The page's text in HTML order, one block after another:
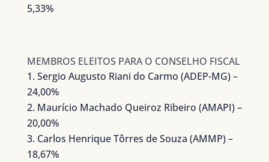
5,33%
MEMBROS ELEITOS PARA O CONSELHO FISCAL
Sergio Augusto Riani do Carmo (ADEP-MG) –
24,00%
Maurício Machado Queiroz Ribeiro (AMAPI) –
20,00%
Carlos Henrique Tôrres de Souza (AMMP) –
18,67%